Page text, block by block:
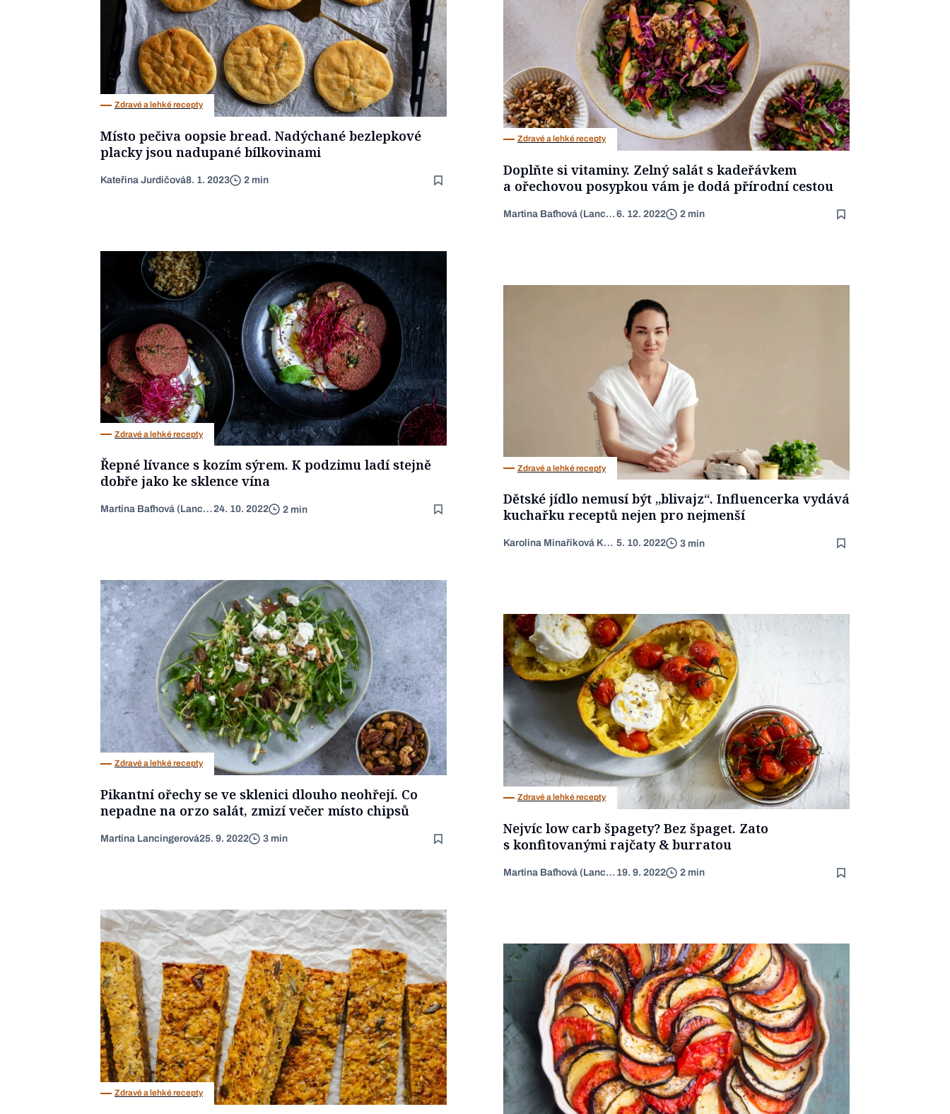
Zdravé a lehké recepty
Místo pečiva oopsie bread. Nadýchané bezlepkové
placky jsou nadupané bílkovinami
Kateřina Jurdičová8. 1. 2023 2 min
Zdravé a lehké recepty
Doplňte si vitaminy. Zelný salát s kadeřávkem
a ořechovou posypkou vám je dodá přírodní cestou
Martina Baťhová (Lancingerová)6. 12. 2022 2 min
Zdravé a lehké recepty
Řepné lívance s kozím sýrem. K podzimu ladí stejně
dobře jako ke sklence vína
Martina Baťhová (Lancingerová)24. 10. 2022 2 min
Zdravé a lehké recepty
Dětské jídlo nemusí být „blivajz“. Influencerka vydává
kuchařku receptů nejen pro nejmenší
Karolina Minaříková Krupková 5. 10. 2022 3 min
Zdravé a lehké recepty
Pikantní ořechy se ve sklenici dlouho neohřejí. Co
nepadne na orzo salát, zmizí večer místo chipsů
Martina Lancingerová25. 9. 2022 3 min
Zdravé a lehké recepty
Nejvíc low carb špagety? Bez špaget. Zato
s konfitovanými rajčaty & burratou
Martina Baťhová (Lancingerová) 19. 9. 2022 2 min
Zdravé a lehké recepty